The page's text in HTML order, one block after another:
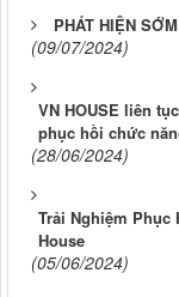
PHÁT HIỆN
(09/07/2024)
VN HOUSE liên
phục hồi chức
(28/06/2024)
Trải Nghiệm Phục
House
(05/06/2024)